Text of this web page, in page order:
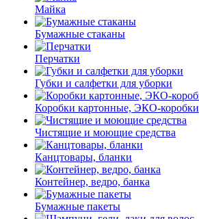
Майка
Бумажные стаканы
Перчатки
Губки и салфетки для уборки
Коробки картонные, ЭКО-коробки
Чистящие и моющие средства
Канцтовары, бланки
Контейнер, ведро, банка
Бумажные пакеты